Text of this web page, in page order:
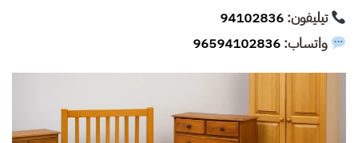
تيليفون: 94102836
واتساب: 96594102836